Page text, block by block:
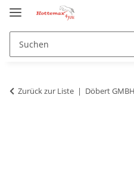
Zurück zur Liste Döbert GMBH